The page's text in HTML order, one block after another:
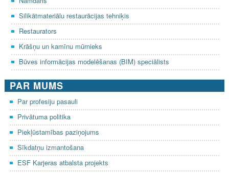
Silikātmateriālu restaurācijas tehniķis
Restaurators
Krāšņu un kamīnu mūrnieks
Būves informācijas modelēšanas (BIM) speciālists
PAR MUMS
Par profesiju pasauli
Privātuma politika
Piekļūstamības paziņojums
Sīkdatņu izmantošana
ESF Karjeras atbalsta projekts